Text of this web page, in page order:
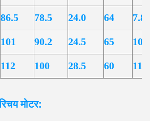
86.5 78.5 24.0 64 7.80
101 90.2 24.5 65 10.8
112 100 28.5 60
मोटर: